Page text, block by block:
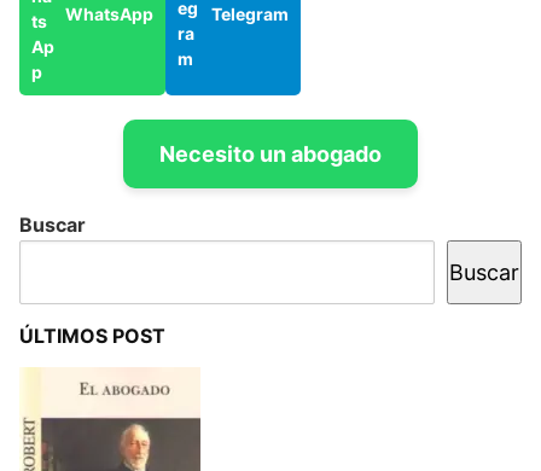
WhatsApp Telegram
Necesito un abogado
Buscar
Buscar
ÚLTIMOS POST